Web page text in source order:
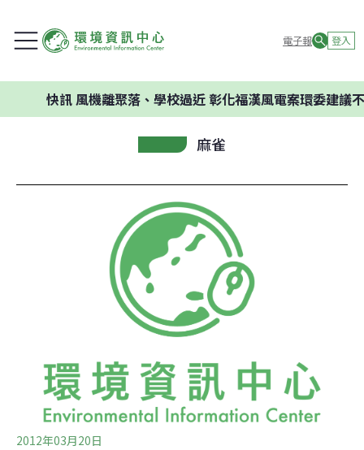
電子報 登入
快訊風機離聚落、學校過近 彰化福漢風電案環委建議不應
麻雀
2012年03月20日